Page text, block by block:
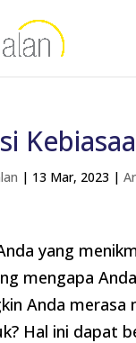
| 13 Mar, 2023 |
yang
mengapa
Anda merasa
Hal ini dapat